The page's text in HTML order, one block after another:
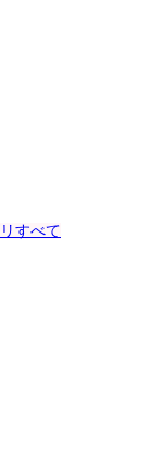
すべて